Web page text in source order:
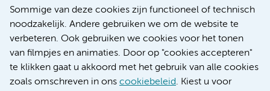
Sommige van deze cookies zijn functioneel of technisch
noodzakelijk. Andere gebruiken we om de website te
verbeteren. Ook gebruiken we cookies voor het tonen
van filmpjes en animaties. Door op "cookies accepteren"
te klikken gaat u akkoord met het gebruik van alle cookies
zoals omschreven in ons cookiebeleid. Kiest u voor
Nieuws
Research
Educatie locatie AMC
Educatie locatie VUmc